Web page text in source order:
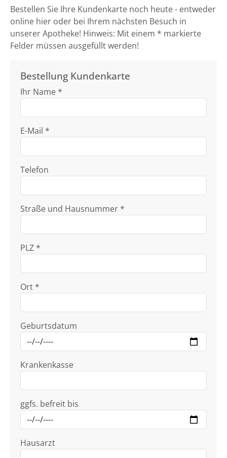
Bestellen Sie Ihre Kundenkarte noch heute - entweder
online hier oder bei Ihrem nächsten Besuch in
unserer Apotheke! Hinweis: Mit einem * markierte
Felder müssen ausgefüllt werden!
Bestellung Kundenkarte
Ihr Name *
E-Mail *
Telefon
Straße und Hausnummer *
PLZ *
Ort *
Geburtsdatum
Krankenkasse
ggfs. befreit bis
Hausarzt